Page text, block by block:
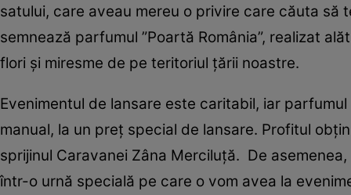
satului, care aveau mereu o privire care căuta să
semnează parfumul ”Poartă România”, realizat
flori şi miresme de pe teritoriul ţării noastre.
Evenimentul de lansare este caritabil, iar
manual, la un preţ special de lansare. Profitul
sprijinul Caravanei Zâna Merciluţă. De
într-o urnă specială pe care o vom avea la